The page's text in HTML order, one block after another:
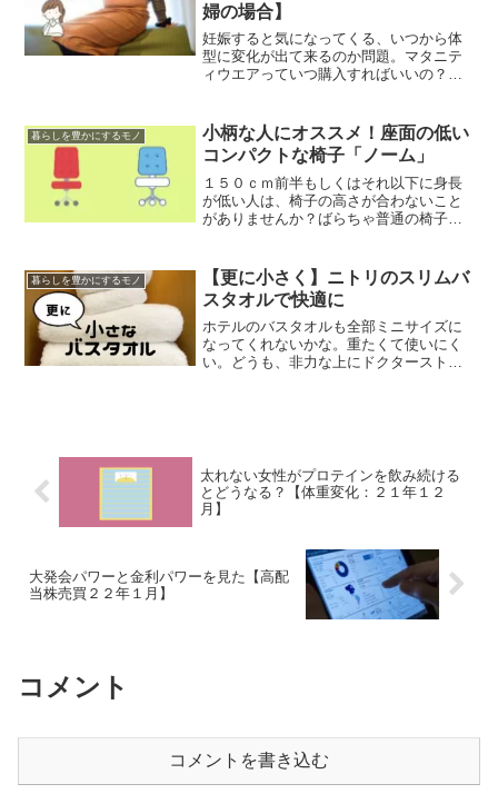
婦の場合】
妊娠すると気になってくる、いつから体
型に変化が出て来るのか問題。マタニテ
ィウエアっていつ購入すればいいの？そ
私の体験談を交えて、その理由を解説し
ながら実際に購入したアイ...
暮らしを豊かにするモノ
小柄な人にオススメ！座面の低い
コンパクトな椅子「ノーム」
１５０ｃｍ前半もしくはそれ以下に身長
が低い人は、椅子の高さが合わないこと
がありませんか？ばらちゃ普通の椅子だ
まう。少しの待ち時間座っているくらい
なら問題ないのですが、デ...
暮らしを豊かにするモノ
【更に小さく】ニトリのスリムバ
スタオルで快適に
ホテルのバスタオルも全部ミニサイズに
なってくれないかな。重たくて使いにく
い。どうも、非力な上にドクターストッ
太れない女性がプロテインを飲み続ける
とどうなる？【体重変化：２１年１２
月】
大発会パワーと金利パワーを見た【高配
当株売買２２年１月】
コメント
コメントを書き込む